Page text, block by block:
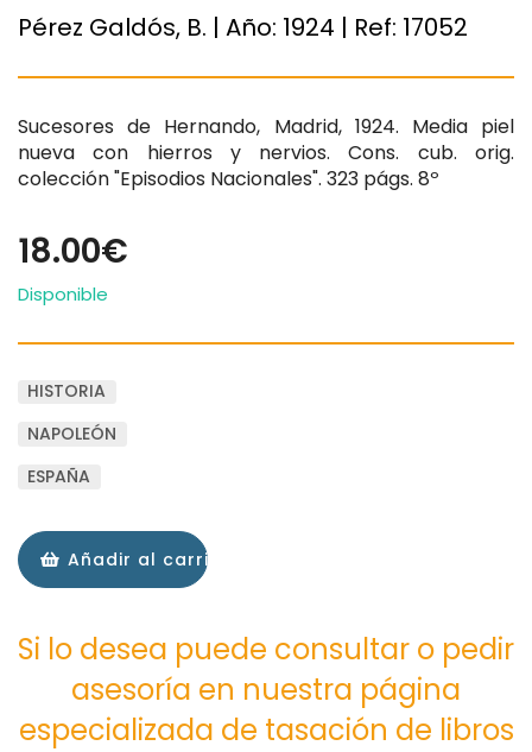
Pérez Galdós, B. | Año: 1924 | Ref: 17052
Sucesores de Hernando, Madrid, 1924. Media piel
nueva con hierros y nervios. Cons. cub. orig.
colección "Episodios Nacionales". 323 págs. 8º
18.00€
Disponible
HISTORIA
NAPOLEÓN
ESPAÑA
Añadir al carrito
Si lo desea puede consultar o pedir
asesoría en nuestra página
especializada de tasación de libros